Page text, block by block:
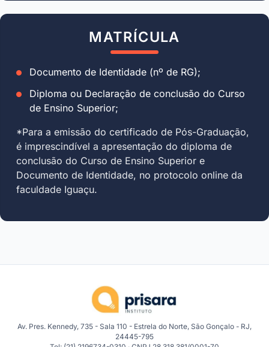
MATRÍCULA
Documento de Identidade (nº de RG);
Diploma ou Declaração de conclusão do Curso
de Ensino Superior;
*Para a emissão do certificado de Pós-Graduação,
é imprescindível a apresentação do diploma de
conclusão do Curso de Ensino Superior e
Documento de Identidade, no protocolo online da
faculdade Iguaçu.
Av. Pres. Kennedy, 735 - Sala 110 - Estrela do Norte, São Gonçalo - RJ,
24445-795